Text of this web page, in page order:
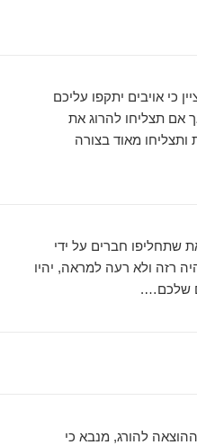
כי אויבים יתקפו עליכם
אם תצליחו להרוג את
ותצליחו מאוד בצורה
שתחליפו חברים על ידי
רזה ולא רעה למראה, יהיו
שלכם….
להורג, מנבא כי